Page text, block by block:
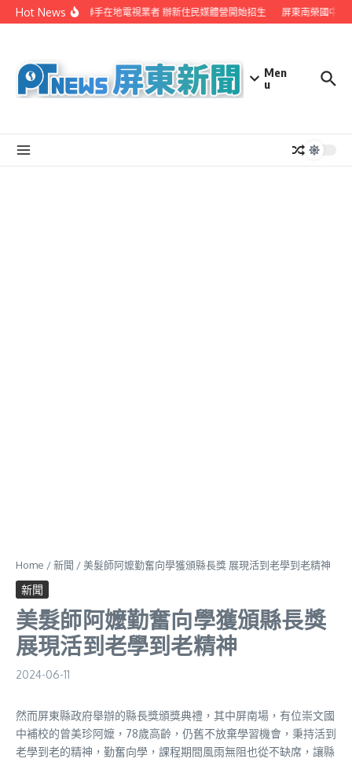
Skip to content
Hot News屏縣府聯手在地電視業者 辦新住民媒體營開始招生 屏東南榮國中赴
Men
u
Home /新聞 /美髮師阿嬤勤奮向學獲頒縣長獎 展現活到老學到老精神
新聞
美髮師阿嬤勤奮向學獲頒縣長獎
展現活到老學到老精神
2024-06-11
然而屏東縣政府舉辦的縣長獎頒獎典禮，其中屏南場，有位崇文國
中補校的曾美珍阿嬤，78歲高齡，仍舊不放棄學習機會，秉持活到
老學到老的精神，勤奮向學，課程期間風雨無阻也從不缺席，讓縣